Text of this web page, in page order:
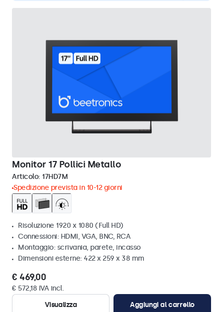
Monitor 17 Pollici Metallo
Articolo: 17HD7M
Spedizione prevista in 10-12 giorni
Risoluzione 1920 x 1080 (Full HD)
Connessioni: HDMI, VGA, BNC, RCA
Montaggio: scrivania, parete, incasso
Dimensioni esterne: 422 x 259 x 38 mm
€ 469,00
€ 572,18 IVA incl.
Visualizza
Aggiungi al carrello